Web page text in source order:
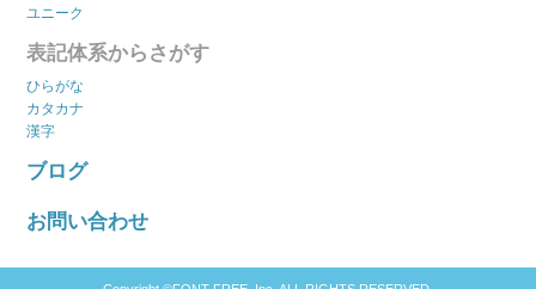
ユニーク
表記体系からさがす
ひらがな
カタカナ
漢字
ブログ
お問い合わせ